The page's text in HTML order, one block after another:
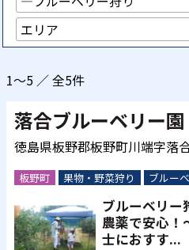
1～5 ／ 全5件
落合ブルーベリー園
徳島県板野郡板野町川端字落
板野町 果物・野菜狩り ブルー
ブルーベリ
農薬で安心！
士におすす...